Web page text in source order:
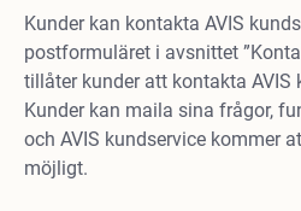
Kunder kan kontakta AVIS
postformuläret i avsnittet
tillåter kunder att kontakta AVIS
Kunder kan maila sina frågor,
och AVIS kundservice kommer
möjligt.